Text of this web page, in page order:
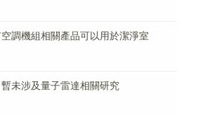
調機組相關產品可以用於潔淨室
未涉及量子雷達相關研究